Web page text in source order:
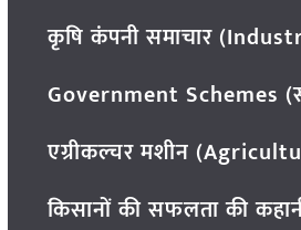
कृषि कंपनी समाचार
Government Schemes
एग्रीकल्चर मशीन
किसानों की सफलता की